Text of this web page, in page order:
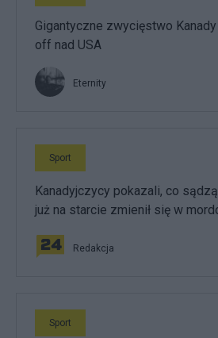
Gigantyczne zwycięstwo
off nad USA
Eternity
Sport
Kanadyjczycy pokazali, co
już na starcie zmienił się w
Redakcja
Sport